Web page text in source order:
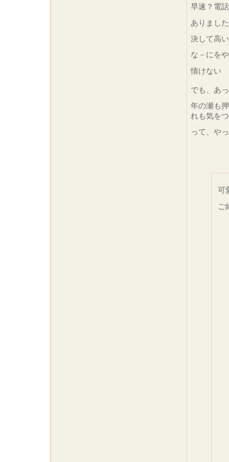
早速？電
ありまし
決して高
な－にを
情けない
でも、あ
年の瀬も
れも気を
って、や
可
ご